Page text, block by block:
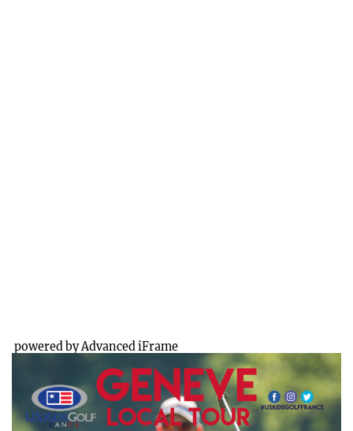
powered by Advanced iFrame